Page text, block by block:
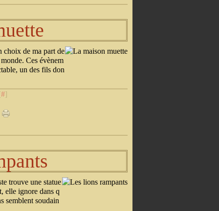
choix de ma part de
Ces évènem
un des fils don
#]
trouve une statue
elle ignore dans q
semblent soudain